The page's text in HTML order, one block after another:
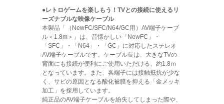
●レトロゲームを楽しもう！TVとの接続に使えるリ
ーズナブルな映像ケーブル
本製品「（NewFC/SFC/N64/GC用）AV端子ケーブ
ル＜1.8m＞」は、昔懐かしい「NewFC」・
「SFC」・「N64」・「GC」に対応したステレオ
AV端子ケーブルです。ケーブル長は、大きなTVの
背面にも接続が便利にご使用いただける、約1.8ｍ
となっています。また、各端子には接触抵抗が少な
く、サビの原因となる酸化被膜を抑える「金メッキ
加工」を採用しています。
純正品のAV端子ケーブルを紛失してしまった際や、